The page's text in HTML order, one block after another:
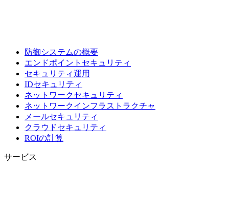
防御システムの概要
エンドポイントセキュリティ
セキュリティ運用
IDセキュリティ
ネットワークセキュリティ
ネットワークインフラストラクチャ
メールセキュリティ
クラウドセキュリティ
ROIの計算
サービス